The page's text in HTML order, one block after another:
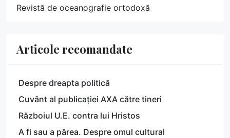
Revistă de oceanografie ortodoxă
Articole recomandate
Despre dreapta politică
Cuvânt al publicației AXA către tineri
Războiul U.E. contra lui Hristos
A fi sau a părea. Despre omul cultural